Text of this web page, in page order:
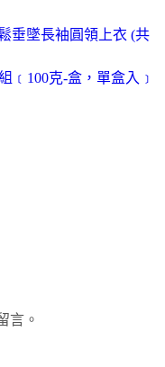
垂墜長袖圓領上衣 (共
﹝100克-盒，單盒入﹞
言。